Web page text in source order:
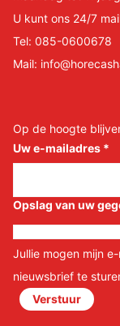
U kunt ons 24/7
Tel: 085-0600678
Mail:
Op de hoogte
Uw e-mailadres *
Opslag van uw
Jullie mogen mijn
nieuwsbrief te
Verstuur